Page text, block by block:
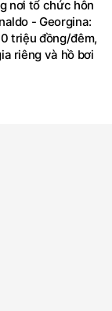
nơi tổ chức hôn
- Georgina:
triệu đồng/đêm,
riêng và hồ bơi